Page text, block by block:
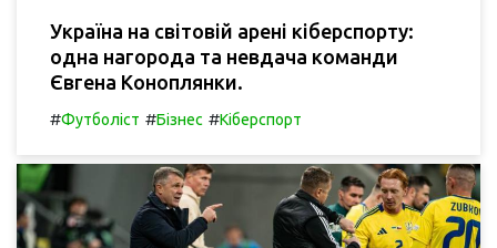
Україна на світовій арені кіберспорту:
одна нагорода та невдача команди
Євгена Коноплянки.
#Футболіст #Бізнес #Кіберспорт